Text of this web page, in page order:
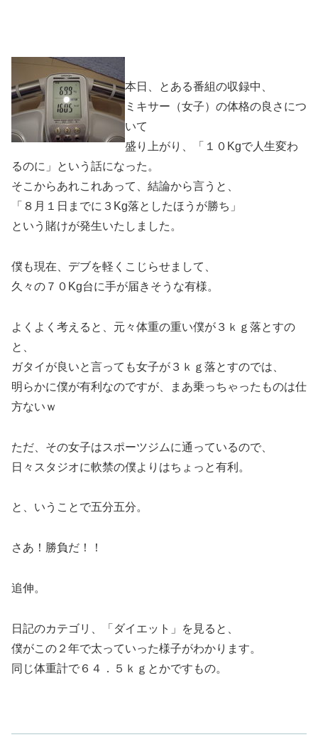
本日、とある番組の収録中、
ミキサー（女子）の体格の良さにつ
いて
盛り上がり、「１０Kgで人生変わ
るのに」という話になった。
そこからあれこれあって、結論から言うと、
「８月１日までに３Kg落としたほうが勝ち」
という賭けが発生いたしました。
僕も現在、デブを軽くこじらせまして、
久々の７０Kg台に手が届きそうな有様。
よくよく考えると、元々体重の重い僕が３ｋｇ落とすの
と、
ガタイが良いと言っても女子が３ｋｇ落とすのでは、
明らかに僕が有利なのですが、まあ乗っちゃったものは仕
方ないｗ
ただ、その女子はスポーツジムに通っているので、
日々スタジオに軟禁の僕よりはちょっと有利。
と、いうことで五分五分。
さあ！勝負だ！！
追伸。
日記のカテゴリ、「ダイエット」を見ると、
僕がこの２年で太っていった様子がわかります。
同じ体重計で６４．５ｋｇとかですもの。